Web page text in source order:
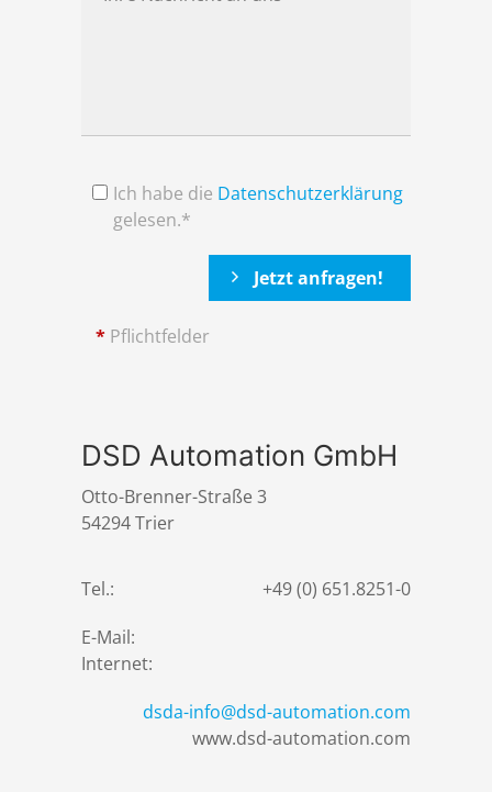
Ich habe die Datenschutzerklärung
gelesen.*
* Pflichtfelder
DSD Automation GmbH
Otto-Brenner-Straße 3
54294 Trier
Tel.:
+49 (0) 651.8251-0
E-Mail:
Internet:
dsda-info@dsd-automation.com
www.dsd-automation.com